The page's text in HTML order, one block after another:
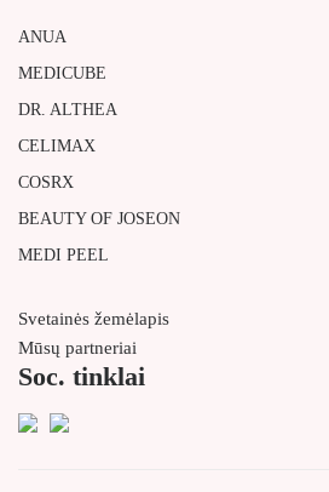
ANUA
MEDICUBE
DR. ALTHEA
CELIMAX
COSRX
BEAUTY OF JOSEON
MEDI PEEL
Svetainės žemėlapis
Mūsų partneriai
Soc. tinklai